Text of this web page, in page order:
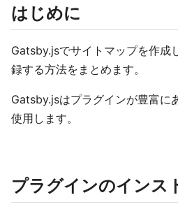
はじめに
Gatsby.jsでサイトマップを作成
録する方法をまとめます。
Gatsby.jsはプラグインが豊富に
使用します。
プラグインのインス